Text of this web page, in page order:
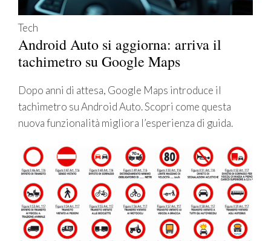
Tech
Android Auto si aggiorna: arriva il
tachimetro su Google Maps
Dopo anni di attesa, Google Maps introduce il
tachimetro su Android Auto. Scopri come questa
nuova funzionalità migliora l’esperienza di guida.